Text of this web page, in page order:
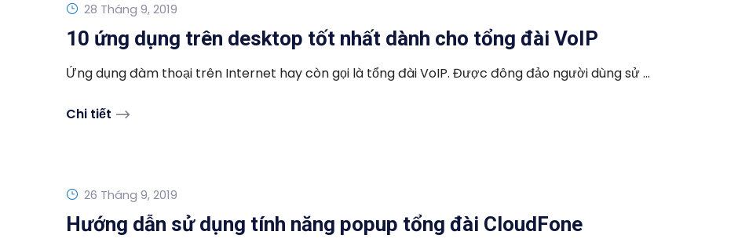
28 Tháng 9, 2019
10 ứng dụng trên desktop tốt nhất dành cho tổng đài VoIP
Ứng dụng đàm thoại trên Internet hay còn gọi là tổng đài VoIP. Được đông đảo người dùng sử ...
Chi tiết
26 Tháng 9, 2019
Hướng dẫn sử dụng tính năng popup tổng đài CloudFone